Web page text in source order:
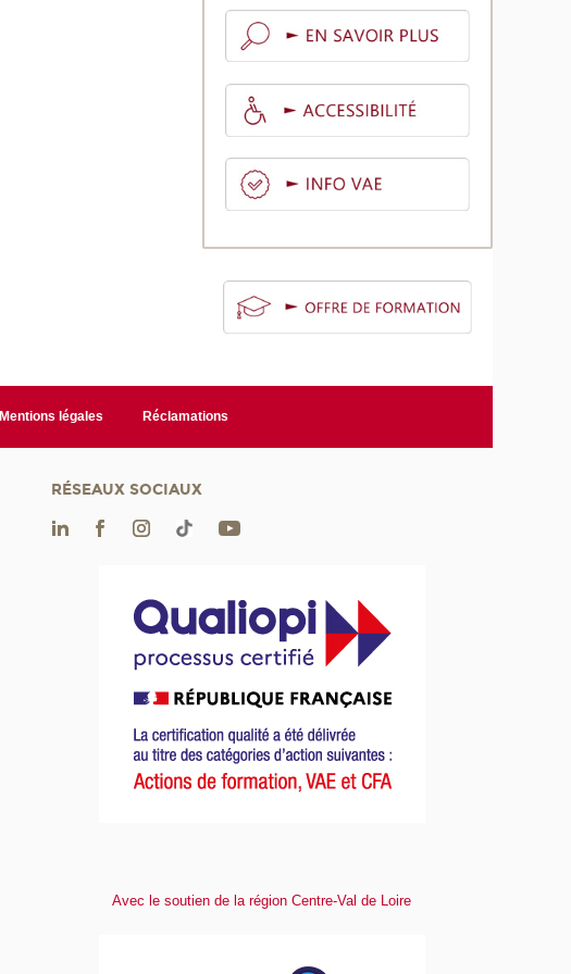
Mentions légales Réclamations
RÉSEAUX SOCIAUX
Avec le soutien de la région Centre-Val de Loire